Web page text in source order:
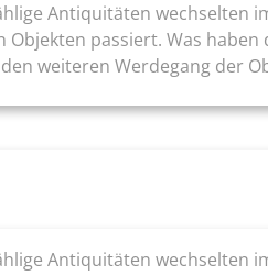
Antiquitäten wechselten
passiert. Was
weiteren Werdegang der
Antiquitäten wechselten